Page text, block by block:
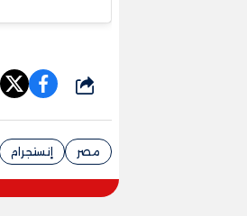
شارك
مصر إنستجرام